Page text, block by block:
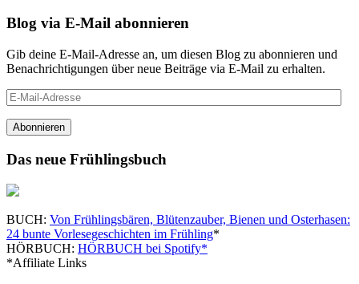
Blog via E-Mail abonnieren
Gib deine E-Mail-Adresse an, um diesen Blog zu abonnieren und
Benachrichtigungen über neue Beiträge via E-Mail zu erhalten.
E-
Mail-
Adresse
Abonnieren
Das neue Frühlingsbuch
BUCH: Von Frühlingsbären, Blütenzauber, Bienen und Osterhasen:
24 bunte Vorlesegeschichten im Frühling*
HÖRBUCH: HÖRBUCH bei Spotify*
*Affiliate Links